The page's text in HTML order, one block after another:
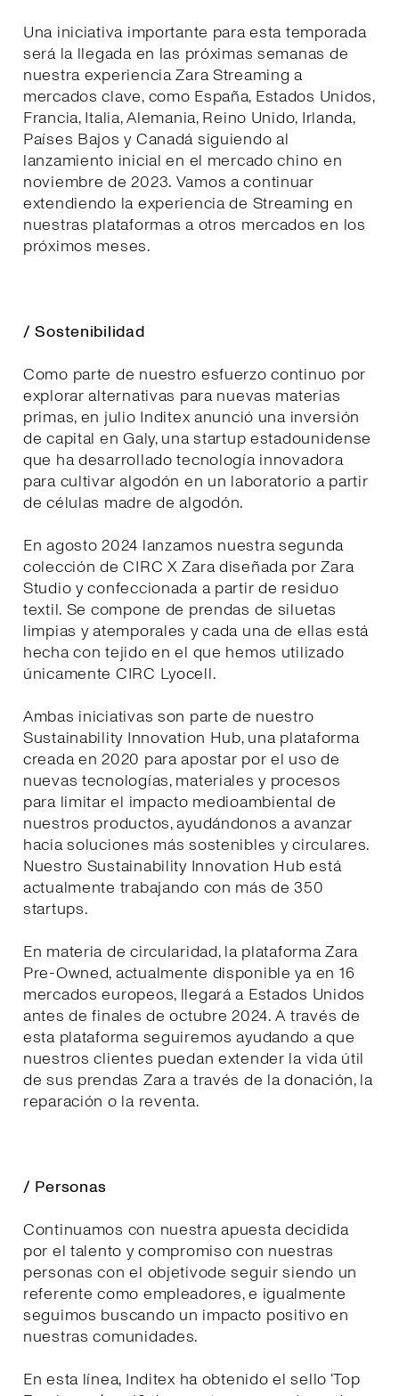
Una iniciativa importante para esta temporada
será la llegada en las próximas semanas de
nuestra experiencia Zara Streaming a
mercados clave, como España, Estados Unidos,
Francia, Italia, Alemania, Reino Unido, Irlanda,
Países Bajos y Canadá siguiendo al
lanzamiento inicial en el mercado chino en
noviembre de 2023. Vamos a continuar
extendiendo la experiencia de Streaming en
nuestras plataformas a otros mercados en los
próximos meses.
/ Sostenibilidad
Como parte de nuestro esfuerzo continuo por
explorar alternativas para nuevas materias
primas, en julio Inditex anunció una inversión
de capital en Galy, una startup estadounidense
que ha desarrollado tecnología innovadora
para cultivar algodón en un laboratorio a partir
de células madre de algodón.
En agosto 2024 lanzamos nuestra segunda
colección de CIRC X Zara diseñada por Zara
Studio y confeccionada a partir de residuo
textil. Se compone de prendas de siluetas
limpias y atemporales y cada una de ellas está
hecha con tejido en el que hemos utilizado
únicamente CIRC Lyocell.
Ambas iniciativas son parte de nuestro
Sustainability Innovation Hub, una plataforma
creada en 2020 para apostar por el uso de
nuevas tecnologías, materiales y procesos
para limitar el impacto medioambiental de
nuestros productos, ayudándonos a avanzar
hacia soluciones más sostenibles y circulares.
Nuestro Sustainability Innovation Hub está
actualmente trabajando con más de 350
startups.
En materia de circularidad, la plataforma Zara
Pre-Owned, actualmente disponible ya en 16
mercados europeos, llegará a Estados Unidos
antes de finales de octubre 2024. A través de
esta plataforma seguiremos ayudando a que
nuestros clientes puedan extender la vida útil
de sus prendas Zara a través de la donación, la
reparación o la reventa.
/ Personas
Continuamos con nuestra apuesta decidida
por el talento y compromiso con nuestras
personas con el objetivode seguir siendo un
referente como empleadores, e igualmente
seguimos buscando un impacto positivo en
nuestras comunidades.
En esta línea, Inditex ha obtenido el sello ‘Top